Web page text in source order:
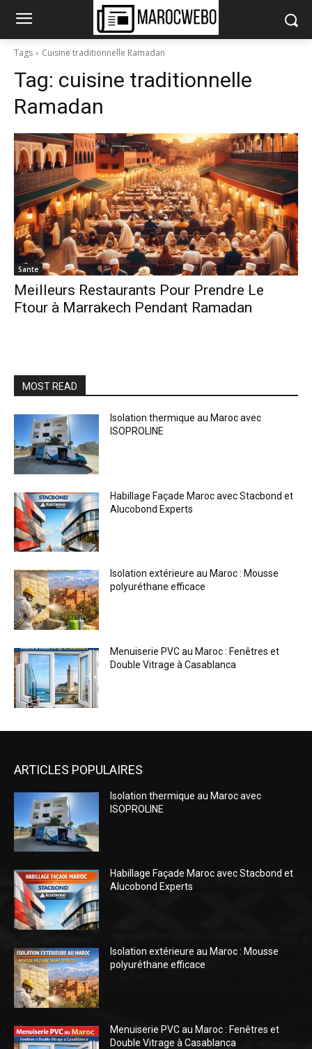
Tags Cuisine traditionnelle Ramadan
Tag: cuisine traditionnelle
Ramadan
Sante
Meilleurs Restaurants Pour Prendre Le
Ftour à Marrakech Pendant Ramadan
MOST READ
Isolation thermique au Maroc avec
ISOPROLINE
Habillage Façade Maroc avec Stacbond et
Alucobond Experts
Isolation extérieure au Maroc : Mousse
polyuréthane efficace
Menuiserie PVC au Maroc : Fenêtres et
Double Vitrage à Casablanca
ARTICLES POPULAIRES
Isolation thermique au Maroc avec
ISOPROLINE
Habillage Façade Maroc avec Stacbond et
Alucobond Experts
Isolation extérieure au Maroc : Mousse
polyuréthane efficace
Menuiserie PVC au Maroc : Fenêtres et
Double Vitrage à Casablanca